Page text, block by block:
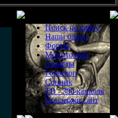
Поиск по сайту
Наши блоги
Форум
Мониторинг
планеты
Гороскоп
Сонник
ТВ - 300 каналов
Поддержи сайт